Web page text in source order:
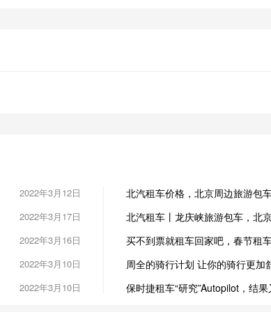
2022年3月12日
2022年3月17日
2022年3月16日
2022年3月10日
2022年3月10日
北汽租车价格，北京周边旅游包
北汽租车丨龙庆峡旅游包车，北
买不到票就租车回家吧，春节租
周全的骑行计划 让你的骑行更加
保时捷租车“研究”Autopilot，结果